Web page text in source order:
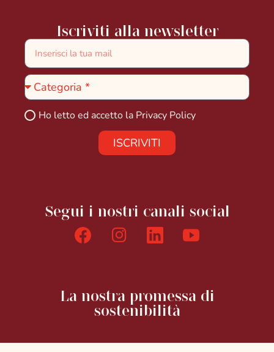
Iscriviti alla newsletter
Ho letto ed accetto la Privacy Policy
ISCRIVITI
Segui i nostri canali social
La nostra promessa di
sostenibilità